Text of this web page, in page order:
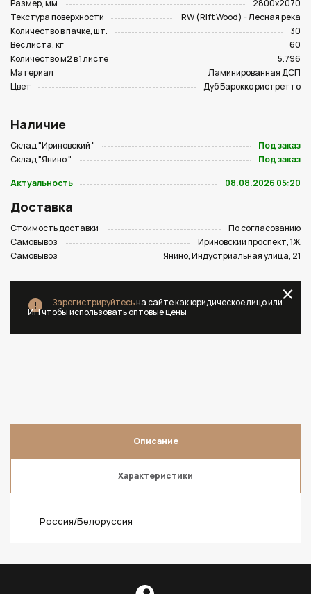
Размер, мм
2800х2070
Текстура поверхности
RW (Rift Wood) - Лесная река
Количество в пачке, шт.
30
Вес листа, кг
60
Количество м2 в 1 листе
5.796
Материал
Ламинированная ДСП
Цвет
Дуб Барокко ристретто
Наличие
Склад "Ириновский "
Под заказ
Склад "Янино "
Под заказ
Актуальность
08.08.2026 05:20
Доставка
Стоимость доставки
По согласованию
Самовывоз
Ириновский проспект, 1Ж
Самовывоз
Янино, Индустриальная улица, 21
Зарегистрируйтесьна сайте как юридическое лицо или
ИП чтобы использовать оптовые цены
Описание
Характеристики
Россия/Белоруссия